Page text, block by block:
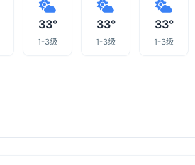
33°
1-3级
33°
1-3级
33°
1-3级